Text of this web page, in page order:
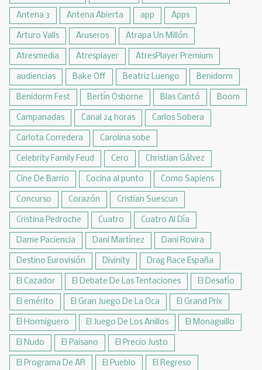
Antena 3 Antena Abierta app Apps
Arturo Valls Aruseros Atrapa Un Millón
Atresmedia Atresplayer AtresPlayer Premium
audiencias Bake Off Beatriz Luengo Benidorm
Benidorm Fest Bertín Osborne Blas Cantó Boom
Campanadas Canal 24 horas Carlos Sobera
Carlota Corredera Carolina sobe
Celebrity Family Feud Cero Christian Gálvez
Cine De Barrio Cocina al punto Como Sapiens
Concurso Corazón Cristian Suescun
Cristina Pedroche Cuatro Cuatro Al Día
Dame Paciencia Dani Martínez Dani Rovira
Destino Eurovisión Divinity Drag Race España
El Cazador El Debate De Las Tentaciones El Desafío
El emérito El Gran Juego De La Oca El Grand Prix
El Hormiguero El Juego De Los Anillos El Monaguillo
El Nudo El Paisano El Precio Justo
El Programa De AR El Pueblo El Regreso